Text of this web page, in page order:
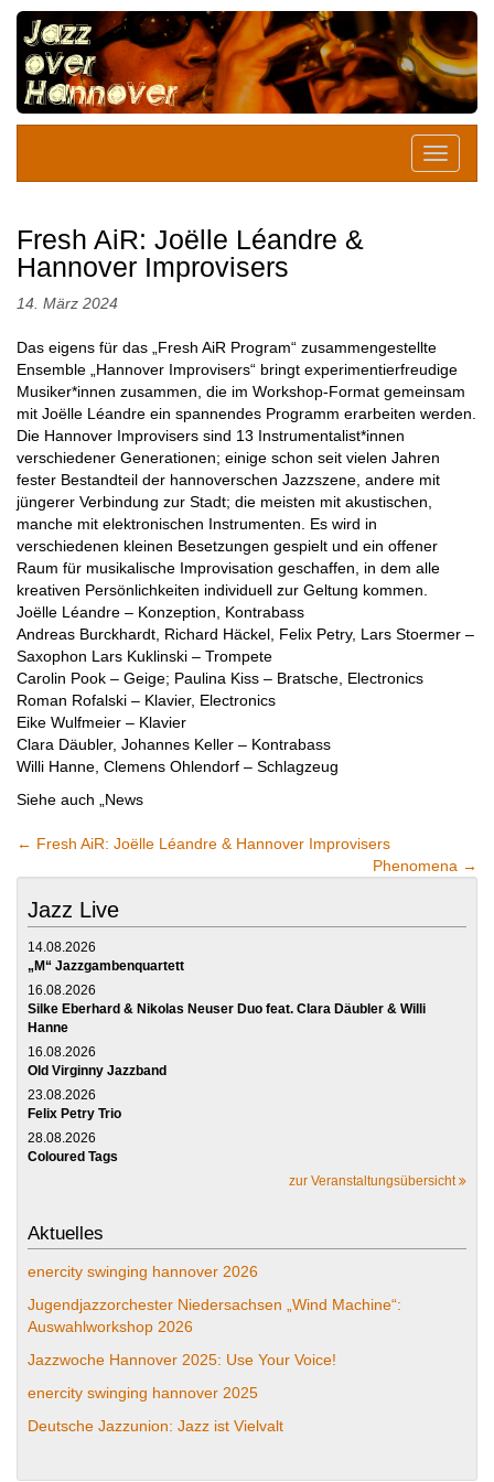
Fresh AiR: Joëlle Léandre &
Hannover Improvisers
14. März 2024
Das eigens für das „Fresh AiR Program“ zusammengestellte
Ensemble „Hannover Improvisers“ bringt experimentierfreudige
Musiker*innen zusammen, die im Workshop-Format gemeinsam
mit Joëlle Léandre ein spannendes Programm erarbeiten werden.
Die Hannover Improvisers sind 13 Instrumentalist*innen
verschiedener Generationen; einige schon seit vielen Jahren
fester Bestandteil der hannoverschen Jazzszene, andere mit
jüngerer Verbindung zur Stadt; die meisten mit akustischen,
manche mit elektronischen Instrumenten. Es wird in
verschiedenen kleinen Besetzungen gespielt und ein offener
Raum für musikalische Improvisation geschaffen, in dem alle
kreativen Persönlichkeiten individuell zur Geltung kommen.
Joëlle Léandre – Konzeption, Kontrabass
Andreas Burckhardt, Richard Häckel, Felix Petry, Lars Stoermer –
Saxophon Lars Kuklinski – Trompete
Carolin Pook – Geige; Paulina Kiss – Bratsche, Electronics
Roman Rofalski – Klavier, Electronics
Eike Wulfmeier – Klavier
Clara Däubler, Johannes Keller – Kontrabass
Willi Hanne, Clemens Ohlendorf – Schlagzeug
Siehe auch „News
← Fresh AiR: Joëlle Léandre & Hannover Improvisers
Phenomena →
Jazz Live
14.08.2026
„M“ Jazzgambenquartett
16.08.2026
Silke Eberhard & Nikolas Neuser Duo feat. Clara Däubler & Willi
Hanne
16.08.2026
Old Virginny Jazzband
23.08.2026
Felix Petry Trio
28.08.2026
Coloured Tags
zur Veranstaltungsübersicht
Aktuelles
enercity swinging hannover 2026
Jugendjazzorchester Niedersachsen „Wind Machine“:
Auswahlworkshop 2026
Jazzwoche Hannover 2025: Use Your Voice!
enercity swinging hannover 2025
Deutsche Jazzunion: Jazz ist Vielvalt